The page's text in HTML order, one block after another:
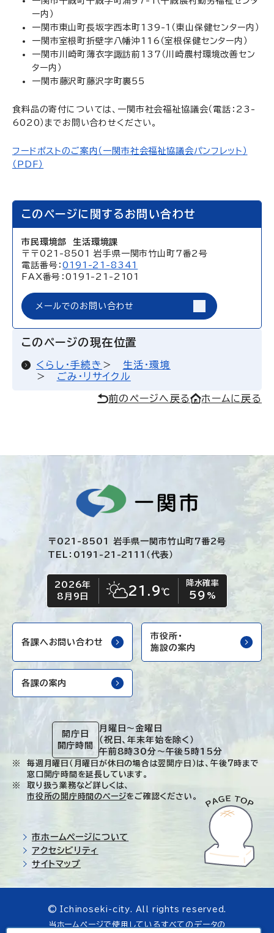
ー内）
一関市東山町長坂字西本町139-1（東山保健センター内）
一関市室根町折壁字八幡沖116（室根保健センター内）
一関市川崎町薄衣字諏訪前137（川崎農村環境改善セン
ター内）
一関市藤沢町藤沢字町裏55
食料品の寄付については、一関市社会福祉協議会（電話：23-
6020）までお問い合わせください。
フードポストのご案内（一関市社会福祉協議会パンフレット）
（PDF）
このページに関するお問い合わせ
市民環境部 生活環境課
〒〒021-8501 岩手県一関市竹山町7番2号
電話番号：0191-21-8341
FAX番号：0191-21-2101
メールでのお問い合わせ
このページの現在位置
くらし・手続き
生活・環境
ごみ・リサイクル
前のページへ戻る ホームに戻る
〒021-8501 岩手県一関市竹山町7番2号
TEL：0191-21-2111（代表）
今日の日付
2026年
8月9日
今日の天気
晴れ時々くもり
21.9℃
降水確率
59 %
各課へお問い合わせ
市役所・
施設の案内
各課の案内
開庁日
開庁時間
月曜日～金曜日
（祝日、年末年始を除く）
午前8時30分～午後5時15分
毎週月曜日（月曜日が休日の場合は翌開庁日）は、午後7時まで
窓口開庁時間を延長しています。
取り扱う業務など詳しくは、
市役所の開庁時間のページをご確認ください。
市ホームページについて
アクセシビリティ
サイトマップ
© Ichinoseki-city. All rights reserved.
当ホームページで使用しているすべてのデータの